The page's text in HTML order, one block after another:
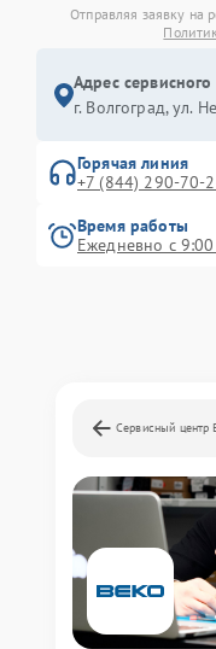
Отправляя заявку на
Адрес
г. Волгоград, ул.
Горячая линия
+7 (844) 290-70-
Время работы
Ежедневно с
Сервисный центр